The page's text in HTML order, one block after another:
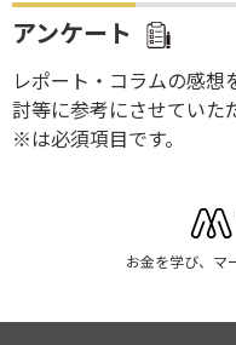
アンケート
レポート・コラムの感
討等に参考にさせていた
※は必須項目です。
お金を学び、マ